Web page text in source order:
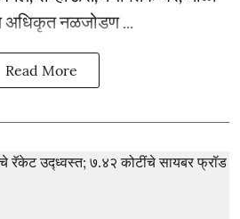
अधिकृत नळजोडण ...
Read More